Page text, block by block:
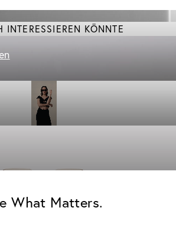
KÖNNTE
What Matters.